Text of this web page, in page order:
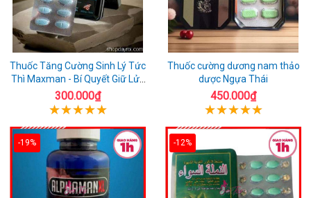
Thuốc Tăng Cường Sinh Lý Tức
Thì Maxman - Bí Quyết Giữ Lửa
Giường Chiếu
300.000₫
Thuốc cường dương nam thảo
dược Ngựa Thái
450.000₫
-19% -12%